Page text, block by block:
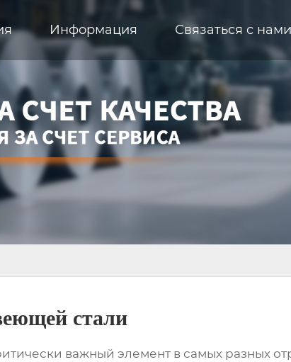
Информация Связаться с нами
стали
важный элемент в самых разных